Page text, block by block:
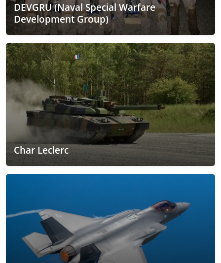
DEVGRU (Naval Special Warfare
Development Group)
Char Leclerc